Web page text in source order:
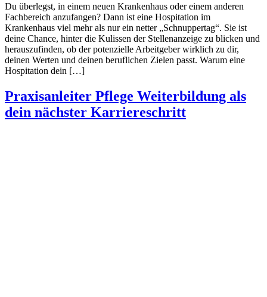
Du überlegst, in einem neuen Krankenhaus oder einem anderen
Fachbereich anzufangen? Dann ist eine Hospitation im
Krankenhaus viel mehr als nur ein netter „Schnuppertag“. Sie ist
deine Chance, hinter die Kulissen der Stellenanzeige zu blicken und
herauszufinden, ob der potenzielle Arbeitgeber wirklich zu dir,
deinen Werten und deinen beruflichen Zielen passt. Warum eine
Hospitation dein […]
Praxisanleiter Pflege Weiterbildung als
dein nächster Karriereschritt